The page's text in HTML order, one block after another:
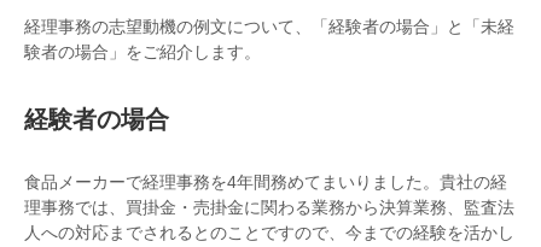
経理事務の志望動機の例文について、「経験者の場合」と「未経
験者の場合」をご紹介します。
経験者の場合
食品メーカーで経理事務を4年間務めてまいりました。貴社の経
理事務では、買掛金・売掛金に関わる業務から決算業務、監査法
人への対応までされるとのことですので、今までの経験を活かし